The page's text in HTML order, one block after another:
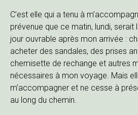
C’est elle qui a tenu à
prévenue que ce matin, lundi,
jour ouvrable après mon arrivée :
acheter des sandales, des prises
chemisette de rechange et autres
nécessaires à mon voyage. Mais
m’accompagner et ne cesse à
au long du chemin.